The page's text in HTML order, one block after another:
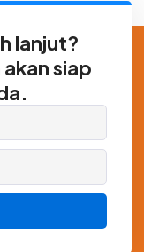
lanjut?
siap